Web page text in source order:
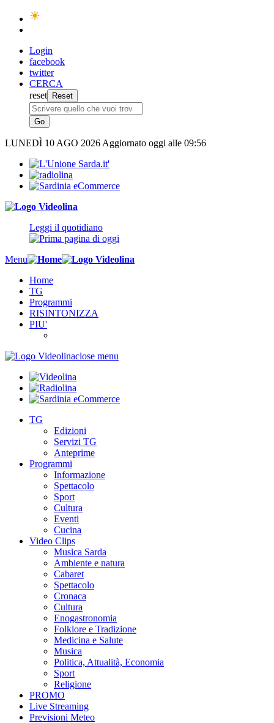
Login
facebook
twitter
CERCA
reset
LUNEDÌ 10 AGO 2026 Aggiornato oggi alle 09:56
Leggi il quotidiano
Menu
Home
TG
Programmi
RISINTONIZZA
PIU'
close menu
TG
Edizioni
Servizi TG
Anteprime
Programmi
Informazione
Spettacolo
Sport
Cultura
Eventi
Cucina
Video Clips
Musica Sarda
Ambiente e natura
Cabaret
Spettacolo
Cronaca
Cultura
Enogastronomia
Folklore e Tradizione
Medicina e Salute
Musica
Politica, Attualità, Economia
Sport
Religione
PROMO
Live Streaming
Previsioni Meteo